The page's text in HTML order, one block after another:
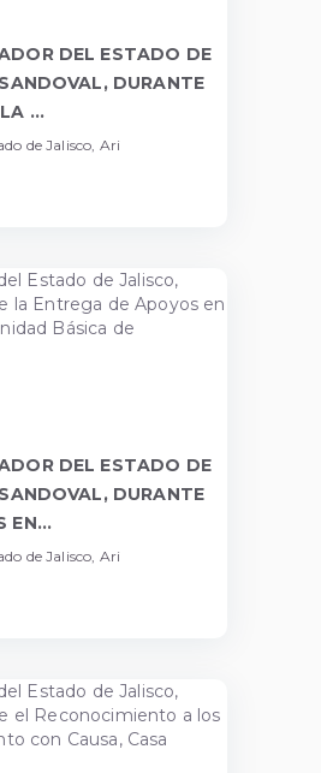
DEL ESTADO DE
DURANTE
...
de Jalisco, Ari
DEL ESTADO DE
DURANTE
EN...
de Jalisco, Ari